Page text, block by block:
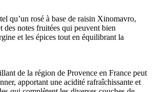
qu’un rosé à base de raisin Xinomavro,
notes fruitées qui peuvent bien
et les épices tout en équilibrant la
de la région de Provence en France peut
apportant une acidité rafraîchissante et